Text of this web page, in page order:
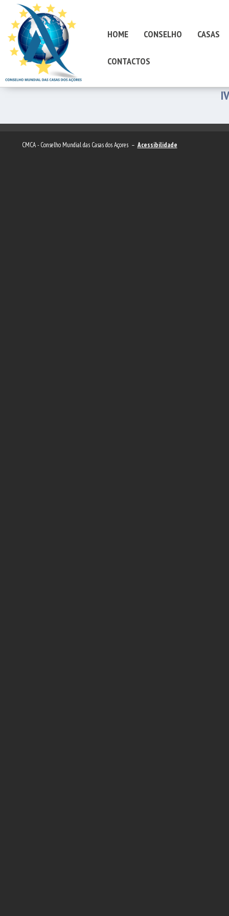
HOME CONSELHO CASAS
CONTACTOS
CMCA - Conselho Mundial das Casas dos Açores – Acessibilidade